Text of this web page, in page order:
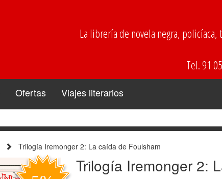
La librería de novela negra,
Tel. 91
Ofertas Viajes literarios
Trilogía Iremonger 2: La caída de Foulsham
Trilogía Iremonger 2: